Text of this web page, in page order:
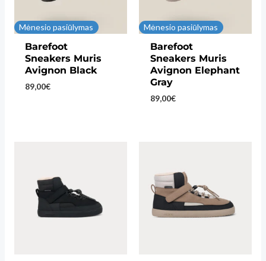
Mėnesio pasiūlymas
Barefoot
Sneakers Muris
Avignon Black
89,00€
Mėnesio pasiūlymas
Barefoot
Sneakers Muris
Avignon Elephant
Gray
89,00€